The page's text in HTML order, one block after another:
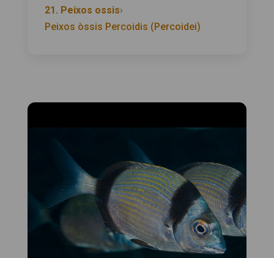
21. Peixos ossis›
Peixos òssis Percoidis (Percoidei)